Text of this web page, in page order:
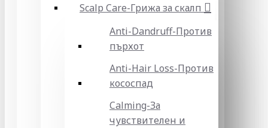
Scalp Care-Грижа за скалп
Anti-Dandruff-Против
пърхот
Anti-Hair Loss-Против
кососпад
Calming-За
чувствителен и